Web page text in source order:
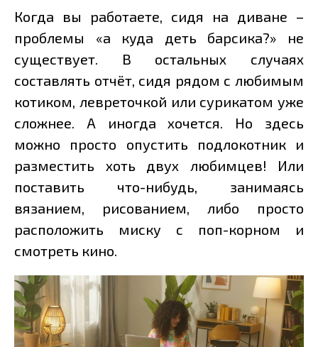
Когда вы работаете, сидя на диване –
проблемы «а куда деть барсика?» не
существует. В остальных случаях
составлять отчёт, сидя рядом с любимым
котиком, левреточкой или сурикатом уже
сложнее. А иногда хочется. Но здесь
можно просто опустить подлокотник и
разместить хоть двух любимцев! Или
поставить что-нибудь, занимаясь
вязанием, рисованием, либо просто
расположить миску с поп-корном и
смотреть кино.